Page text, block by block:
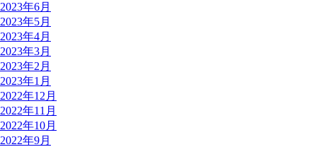
2023年6月
2023年5月
2023年4月
2023年3月
2023年2月
2023年1月
2022年12月
2022年11月
2022年10月
2022年9月